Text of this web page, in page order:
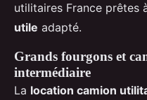
utilitaires France prêtes
utile adapté.
Grands fourgons et
intermédiaire
La location camion